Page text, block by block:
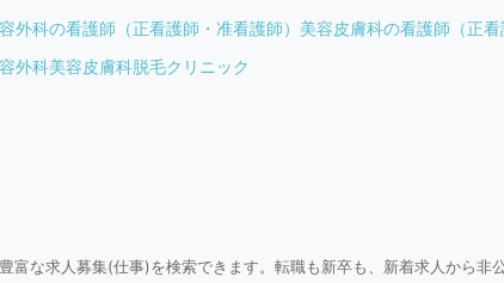
外科の看護師（正看護師・准看護師） 美容皮膚科の看護師（正看
外科美容皮膚科脱毛クリニック
富な求人募集(仕事)を検索できます。転職も新卒も、新着求人から非